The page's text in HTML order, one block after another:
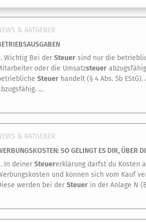
& RATGEBER
Wichtig Bei der Steuer sind nur die
oder die Umsatzsteuer
Steuer handelt (§ 4 Abs. 5b
…
& RATGEBER
SO GELINGT ES DIR, ÜBER
In deiner Steuererklärung darfst du Kosten
und können sich vom Kauf
werden bei der Steuer in der Anlage N